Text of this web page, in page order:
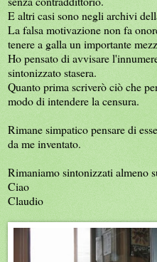
E altri casi sono negli archivi
La falsa motivazione non fa
tenere a galla un importante
Ho pensato di avvisare
sintonizzato stasera.
Quanto prima scriverò ciò che
modo di intendere la censura.
Rimane simpatico pensare di
da me inventato.
Rimaniamo sintonizzati almeno
Ciao
Claudio